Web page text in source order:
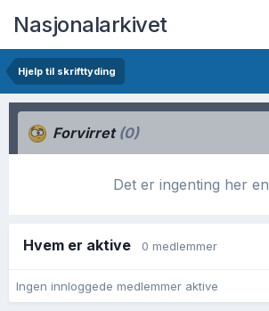
Nasjonalarkivet
Hjelp til skrifttyding
Forvirret (0)
Det er ingenting her
Hvem er aktive 0 medlemmer
Ingen innloggede medlemmer aktive